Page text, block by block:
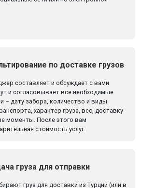
по доставке грузов
составляет и обсуждает с вами
и согласовывает все необходимые
– дату забора, количество и виды
характер груза, вес, доставку
моменты. После этого вам
стоимость услуг.
груза для отправки
груз для доставки из Турции (или в